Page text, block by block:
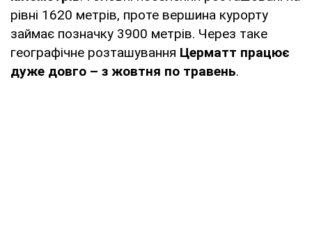
рівні 1620 метрів, проте вершина курорту
займає позначку 3900 метрів. Через таке
географічне розташування Церматт працює
дуже довго – з жовтня по травень.